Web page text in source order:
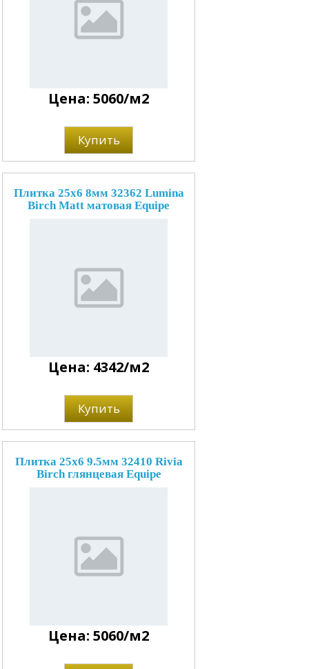
Цена: 5060/м2
Купить
Плитка 25x6 8мм 32362 Lumina
Birch Matt матовая Equipe
Цена: 4342/м2
Купить
Плитка 25x6 9.5мм 32410 Rivia
Birch глянцевая Equipe
Цена: 5060/м2